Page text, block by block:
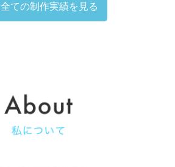
全ての制作実績を見る